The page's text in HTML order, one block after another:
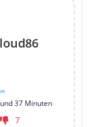
37 Minuten
7